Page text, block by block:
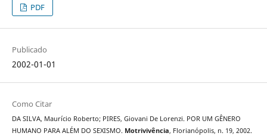
PDF
Publicado
2002-01-01
Como Citar
DA SILVA, Maurício Roberto; PIRES, Giovani De Lorenzi. POR UM GÊNERO
HUMANO PARA ALÉM DO SEXISMO. Motrivivência, Florianópolis, n. 19, 2002.